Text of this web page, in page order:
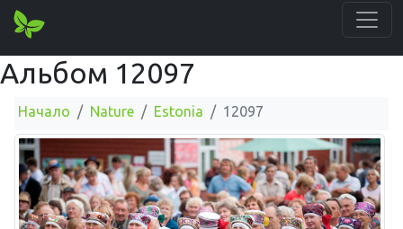
Альбом 12097
Начало Nature Estonia 12097